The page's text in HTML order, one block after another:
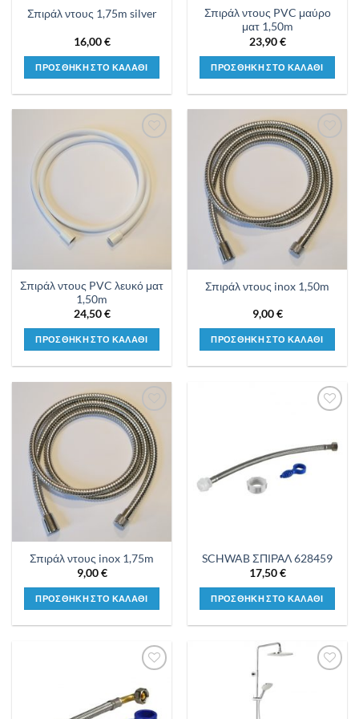
Σπιράλ ντους 1,75m silver
16,00€
ΠΡΟΣΘΗΚΗ ΣΤΟ ΚΑΛΑΘΙ
Σπιράλ ντους PVC μαύρο
ματ 1,50m
23,90€
ΠΡΟΣΘΗΚΗ ΣΤΟ ΚΑΛΑΘΙ
Προσθήκη
στη λίστα
επιθυμιών
Σπιράλ ντους PVC λευκό ματ
1,50m
24,50€
ΠΡΟΣΘΗΚΗ ΣΤΟ ΚΑΛΑΘΙ
Προσθήκη
στη λίστα
επιθυμιών
Σπιράλ ντους inox 1,50m
9,00€
ΠΡΟΣΘΗΚΗ ΣΤΟ ΚΑΛΑΘΙ
Προσθήκη
στη λίστα
επιθυμιών
Σπιράλ ντους inox 1,75m
9,00€
ΠΡΟΣΘΗΚΗ ΣΤΟ ΚΑΛΑΘΙ
επιθυμιών
SCHWAB ΣΠΙΡΑΛ 628459
17,50€
ΠΡΟΣΘΗΚΗ ΣΤΟ ΚΑΛΑΘΙ
στη λίστα
επιθυμιών